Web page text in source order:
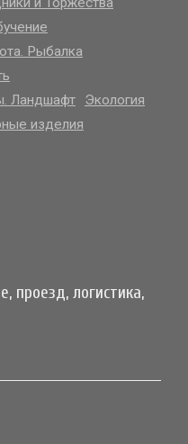
Рыбалка
Ландшафт
Экология
изделия
проезд, логистика,